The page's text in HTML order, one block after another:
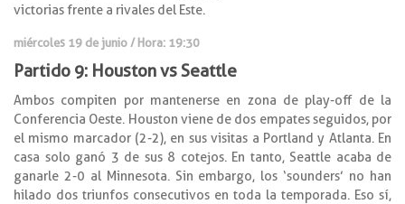
victorias frente a rivales del Este.
miércoles 19 de junio / Hora: 19:30
Partido 9: Houston vs Seattle
Ambos compiten por mantenerse en zona de play-off de la
Conferencia Oeste. Houston viene de dos empates seguidos, por
el mismo marcador (2-2), en sus visitas a Portland y Atlanta. En
casa solo ganó 3 de sus 8 cotejos. En tanto, Seattle acaba de
ganarle 2-0 al Minnesota. Sin embargo, los ‘sounders’ no han
hilado dos triunfos consecutivos en toda la temporada. Eso sí,